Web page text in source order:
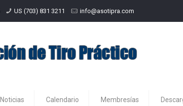
US (703) 831 3211 info@asotipra.com
Noticias Calendario Membresías